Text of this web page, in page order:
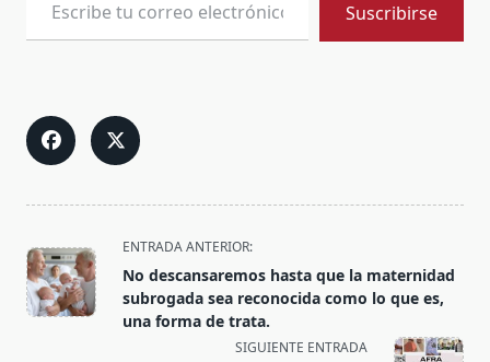
Suscribirse
<span
class="nav-
subtitle
screen-
ENTRADA ANTERIOR:
No descansaremos hasta que la maternidad
subrogada sea reconocida como lo que es,
una forma de trata.
SIGUIENTE ENTRADA